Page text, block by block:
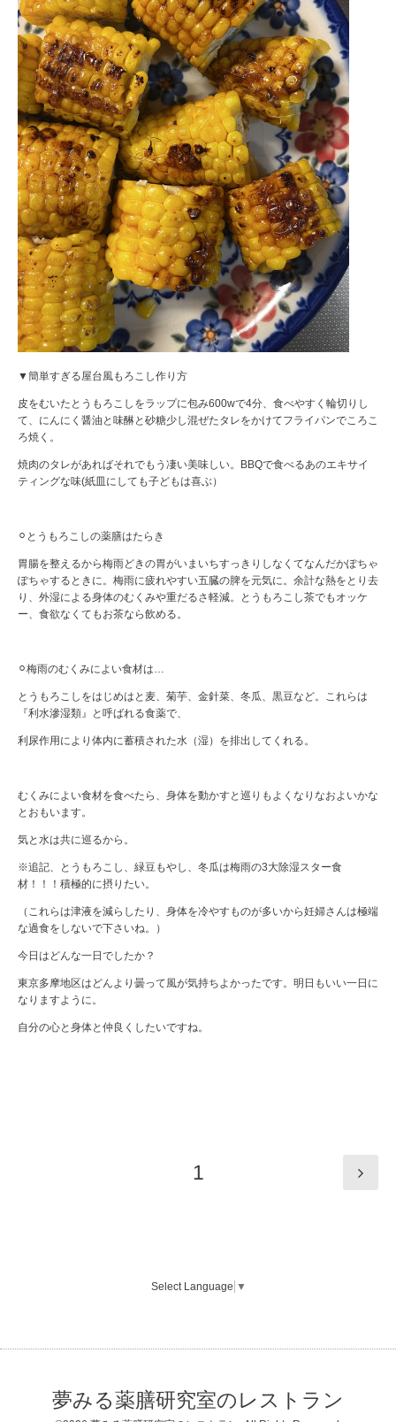
▼簡単すぎる屋台風もろこし作り方
皮をむいたとうもろこしをラップに包み600wで4分、食べやすく輪切りし
て、にんにく醤油と味醂と砂糖少し混ぜたタレをかけてフライパンでころこ
ろ焼く。
焼肉のタレがあればそれでもう凄い美味しい。BBQで食べるあのエキサイ
ティングな味(紙皿にしても子どもは喜ぶ）
⚪︎とうもろこしの薬膳はたらき
胃腸を整えるから梅雨どきの胃がいまいちすっきりしなくてなんだかぽちゃ
ぽちゃするときに。梅雨に疲れやすい五臓の脾を元気に。余計な熱をとり去
り、外湿による身体のむくみや重だるさ軽減。とうもろこし茶でもオッケ
ー、食欲なくてもお茶なら飲める。
⚪︎梅雨のむくみによい食材は…
とうもろこしをはじめはと麦、菊芋、金針菜、冬瓜、黒豆など。これらは
『利水滲湿類』と呼ばれる食薬で、
利尿作用により体内に蓄積された水（湿）を排出してくれる。
むくみによい食材を食べたら、身体を動かすと巡りもよくなりなおよいかな
とおもいます。
気と水は共に巡るから。
※追記、とうもろこし、緑豆もやし、冬瓜は梅雨の3大除湿スター食
材！！！積極的に摂りたい。
（これらは津液を減らしたり、身体を冷やすものが多いから妊婦さんは極端
な過食をしないで下さいね。）
今日はどんな一日でしたか？
東京多摩地区はどんより曇って風が気持ちよかったです。明日もいい一日に
なりますように。
自分の心と身体と仲良くしたいですね。
1
Select Language ▼
夢みる薬膳研究室のレストラン